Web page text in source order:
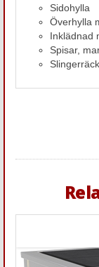
Sidohylla
Överhylla
Inklädnad
Spisar,